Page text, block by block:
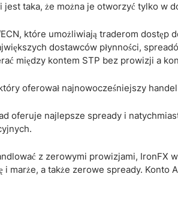
taka, że ​​można je otworzyć tylko w
które umożliwiają traderom dostęp
dostawców płynności,
między kontem STP bez prowizji a
oferował najnowocześniejszy
oferuje najlepsze spready i
z zerowymi prowizjami, IronFX
marże, a także zerowe spready.